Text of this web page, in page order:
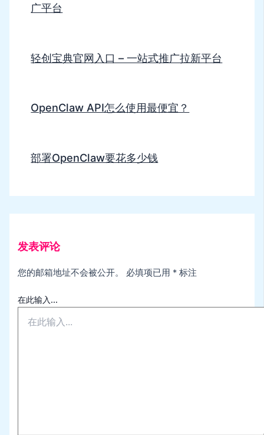
广平台
轻创宝典官网入口 – 一站式推广拉新平台
OpenClaw API怎么使用最便宜？
部署OpenClaw要花多少钱
发表评论
您的邮箱地址不会被公开。 必填项已用 * 标注
在此输入...